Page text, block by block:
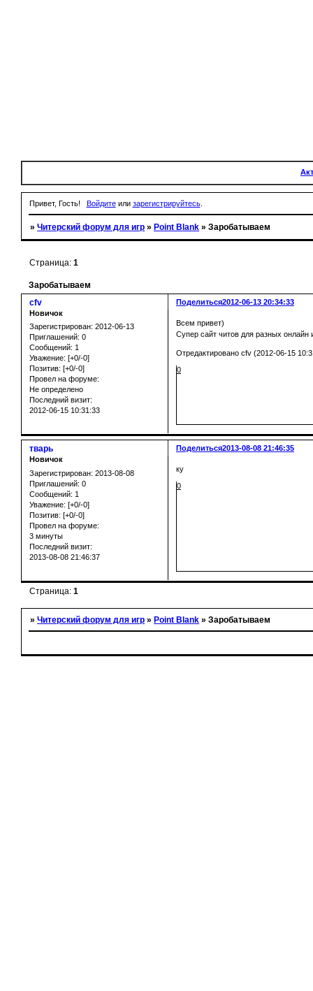
Привет, Гость! Войдитеили зарегистрируйтесь.
»Читерский форум для игр »Point Blank »Заробатываем
Заробатываем
Страница:1
Поделиться2012-06-13 20:34:33
cfv
Новичок
Зарегистрирован: 2012-06-13
Приглашений: 0
Сообщений: 1
Уважение: [+0/-0]
Позитив: [+0/-0]
Провел на форуме:
Не определено
Последний визит:
2012-06-15 10:31:33
Всем привет)
Супер сайт читов для разных
Отредактировано cfv (2012-06-15
0
Поделиться2013-08-08 21:46:35
тварь
Новичок
Зарегистрирован: 2013-08-08
Приглашений: 0
Сообщений: 1
Уважение: [+0/-0]
Позитив: [+0/-0]
Провел на форуме:
3 минуты
Последний визит:
2013-08-08 21:46:37
ку
0
Страница:1
»Читерский форум для игр » Point Blank »Заробатываем